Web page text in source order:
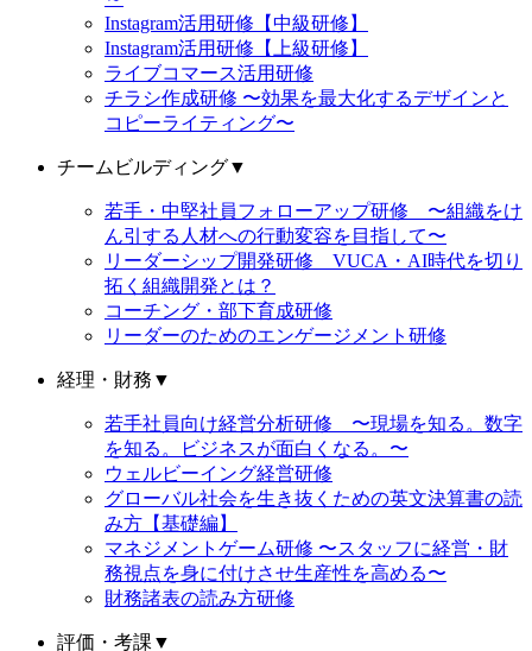
Instagram活用研修【中級研修】
Instagram活用研修【上級研修】
ライブコマース活用研修
チラシ作成研修 〜効果を最大化するデザインと
コピーライティング〜
チームビルディング▼
若手・中堅社員フォローアップ研修 〜組織をけ
ん引する人材への行動変容を目指して〜
リーダーシップ開発研修 VUCA・AI時代を切り
拓く組織開発とは？
コーチング・部下育成研修
リーダーのためのエンゲージメント研修
経理・財務 ▼
若手社員向け経営分析研修 〜現場を知る。数字
を知る。ビジネスが面白くなる。〜
ウェルビーイング経営研修
グローバル社会を生き抜くための英文決算書の読
み方【基礎編】
マネジメントゲーム研修 〜スタッフに経営・財
務視点を身に付けさせ生産性を高める〜
財務諸表の読み方研修
評価・考課 ▼